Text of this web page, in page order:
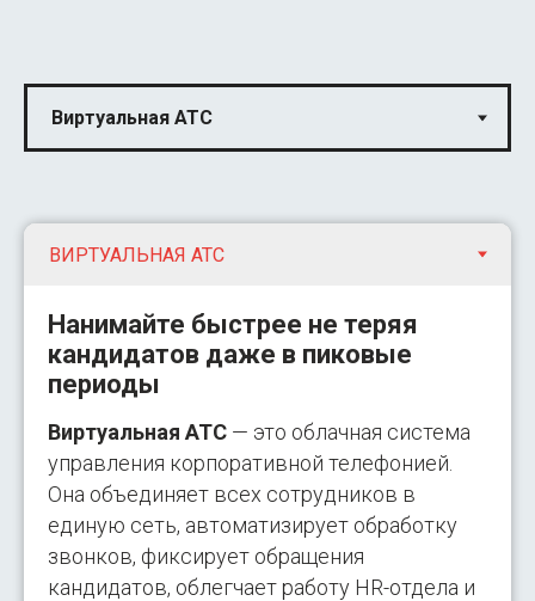
Нанимайте быстрее не теряя
кандидатов даже в пиковые
периоды
Виртуальная АТС — это облачная система
управления корпоративной телефонией.
Она объединяет всех сотрудников в
единую сеть, автоматизирует обработку
звонков, фиксирует обращения
кандидатов, облегчает работу HR-отдела и